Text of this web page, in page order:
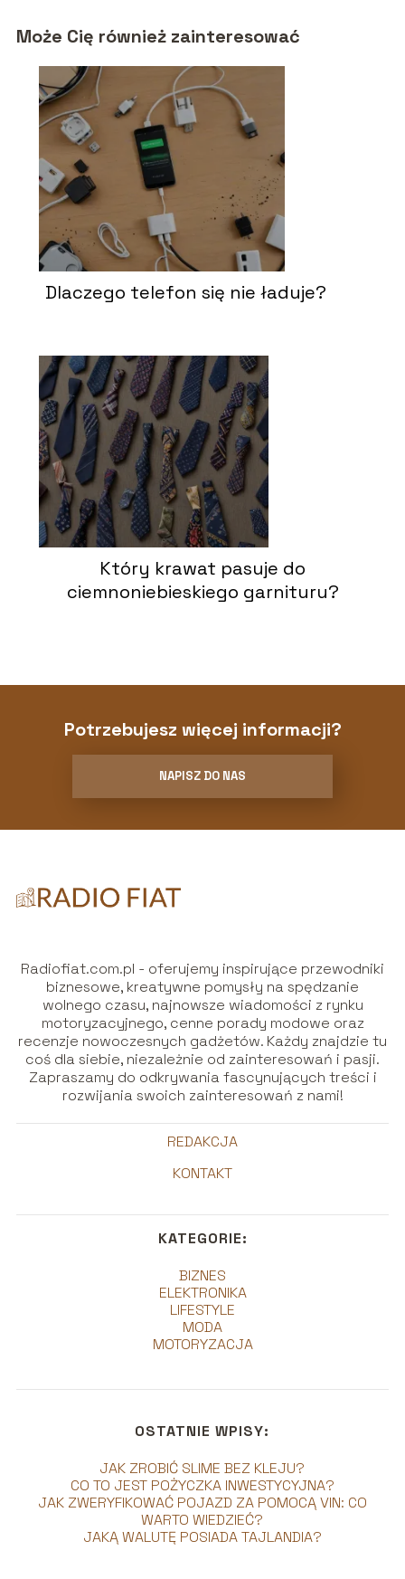
Może Cię również zainteresować
Dlaczego telefon się nie ładuje?
Który krawat pasuje do
ciemnoniebieskiego garnituru?
Potrzebujesz więcej informacji?
NAPISZ DO NAS
Radiofiat.com.pl - oferujemy inspirujące przewodniki
biznesowe, kreatywne pomysły na spędzanie
wolnego czasu, najnowsze wiadomości z rynku
motoryzacyjnego, cenne porady modowe oraz
recenzje nowoczesnych gadżetów. Każdy znajdzie tu
coś dla siebie, niezależnie od zainteresowań i pasji.
Zapraszamy do odkrywania fascynujących treści i
rozwijania swoich zainteresowań z nami!
REDAKCJA
KONTAKT
KATEGORIE:
BIZNES
ELEKTRONIKA
LIFESTYLE
MODA
MOTORYZACJA
OSTATNIE WPISY:
JAK ZROBIĆ SLIME BEZ KLEJU?
CO TO JEST POŻYCZKA INWESTYCYJNA?
JAK ZWERYFIKOWAĆ POJAZD ZA POMOCĄ VIN: CO
WARTO WIEDZIEĆ?
JAKĄ WALUTĘ POSIADA TAJLANDIA?